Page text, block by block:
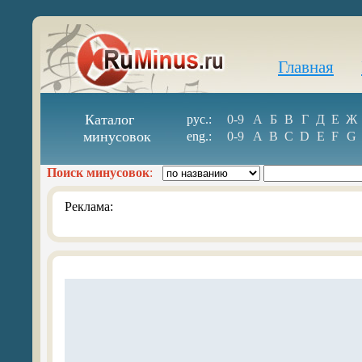
Главная
Каталог
минусовок
рус.: 0-9 А Б В Г Д Е Ж
eng.:
0-9 A B C D E F G
Поиск минусовок:
Реклама: